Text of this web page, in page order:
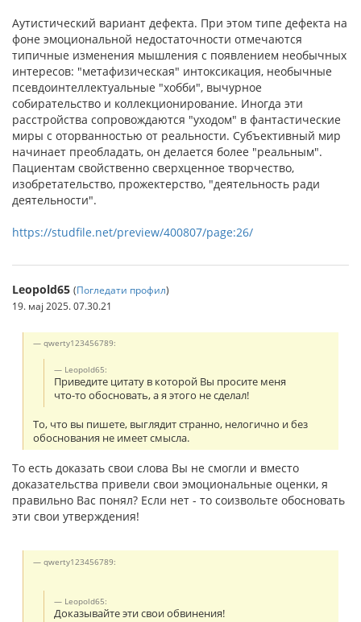
Аутистический вариант дефекта. При этом типе дефекта на
фоне эмоциональной недостаточности отмечаются
типичные изменения мышления с появлением необычных
интересов: "метафизическая" интоксикация, необычные
псев­доинтеллектуальные "хобби", вычурное
собирательство и коллекционирование. Иногда эти
расстройства сопровожда­ются "уходом" в фантастические
миры с оторванностью от реальности. Субъективный мир
начинает преобладать, он делается более "реальным".
Пациентам свойственно сверх­ценное творчество,
изобретательство, прожектерство, "дея­тельность ради
деятельности".
https://studfile.net/preview/400807/page:26/
Leopold65 (Погледати профил)
19. мај 2025. 07.30.21
qwerty123456789:
Leopold65:
Приведите цитату в которой Вы просите меня
что-то обосновать, а я этого не сделал!
То, что вы пишете, выглядит странно, нелогично и без
обоснования не имеет смысла.
То есть доказать свои слова Вы не смогли и вместо
доказательства привели свои эмоциональные оценки, я
правильно Вас понял? Если нет - то соизвольте обосновать
эти свои утверждения!
qwerty123456789:
Leopold65:
Доказывайте эти свои обвинения!